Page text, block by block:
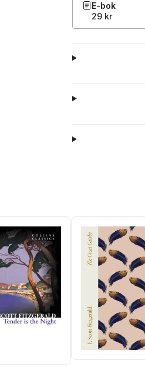
E-bok
29 kr